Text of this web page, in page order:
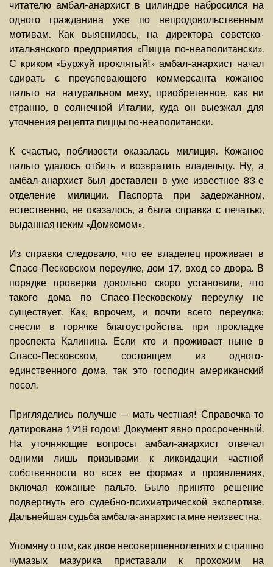
читателю амбал-анархист в цилиндре набросился на
одного гражданина уже по непродовольственным
мотивам. Как выяснилось, на директора советско-
итальянского предприятия «Пицца по-неаполитански».
С криком «Буржуй проклятый!» амбал-анархист начал
сдирать с преуспевающего коммерсанта кожаное
пальто на натуральном меху, приобретенное, как ни
странно, в солнечной Италии, куда он выезжал для
уточнения рецепта пиццы по-неаполитански.
К счастью, поблизости оказалась милиция. Кожаное
пальто удалось отбить и возвратить владельцу. Ну, а
амбал-анархист был доставлен в уже известное 83-е
отделение милиции. Паспорта при задержанном,
естественно, не оказалось, а была справка с печатью,
выданная неким «Домкомом».
Из справки следовало, что ее владелец проживает в
Спасо-Песковском переулке, дом 17, вход со двора. В
порядке проверки довольно скоро установили, что
такого дома по Спасо-Песковскому переулку не
существует. Как, впрочем, и почти всего переулка:
снесли в горячке благоустройства, при прокладке
проспекта Калинина. Если кто и проживает ныне в
Спасо-Песковском, состоящем из одного-
единственного дома, так это господин американский
посол.
Пригляделись получше — мать честная! Справочка-то
датирована 1918 годом! Документ явно просроченный.
На уточняющие вопросы амбал-анархист отвечал
одними лишь призывами к ликвидации частной
собственности во всех ее формах и проявлениях,
включая кожаные пальто. Было принято решение
подвергнуть его судебно-психиатрической экспертизе.
Дальнейшая судьба амбала-анархиста мне неизвестна.
Упомяну о том, как двое несовершеннолетних и страшно
чумазых мазурика приставали к прохожим на